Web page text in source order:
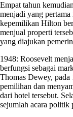
Empat tahun
menjadi yang
kepemilikan Hilton
menjual properti
yang diajukan
1948: Roosevelt
berfungsi sebagai
Thomas Dewey,
pemilihan dan
dari hotel tersebut.
sejumlah acara politik